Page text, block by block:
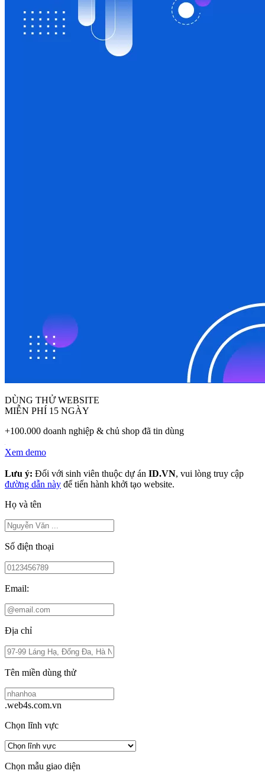
DÙNG THỬ WEBSITE
MIỄN PHÍ 15 NGÀY
+100.000 doanh nghiệp & chủ shop đã tin dùng
Xem demo
Lưu ý: Đối với sinh viên thuộc dự án ID.VN, vui lòng truy cập
đường dẫn này để tiến hành khởi tạo website.
Họ và tên
Số điện thoại
Email:
Địa chỉ
Tên miền dùng thử
.web4s.com.vn
Chọn lĩnh vực
Chọn mẫu giao diện